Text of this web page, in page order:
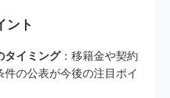
ント
タイミング：移籍金や契約
件の公表が今後の注目ポイ